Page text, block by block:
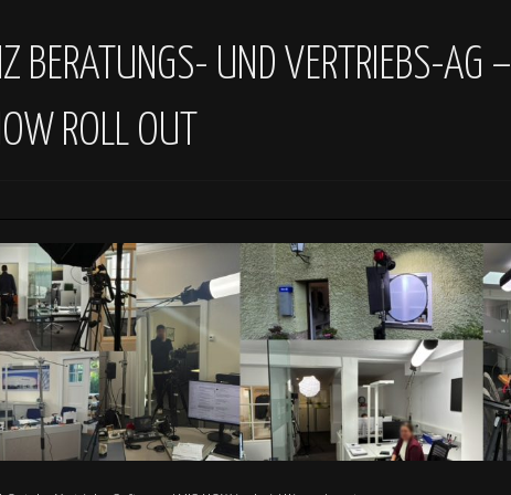
BERATUNGS- UND VERTRIEBS-AG –
ROLL OUT